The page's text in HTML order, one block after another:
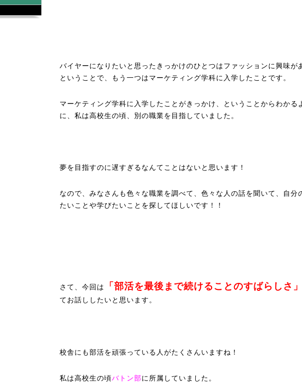
バイヤーになりたいと思ったきっかけのひとつはファッションに興味が
ということで、もう一つはマーケティング学科に入学したことです。
マーケティング学科に入学したことがきっかけ、ということからわかる
に、私は高校生の頃、別の職業を目指していました。
夢を目指すのに遅すぎるなんてことはないと思います！
なので、みなさんも色々な職業を調べて、色々な人の話を聞いて、自分
たいことや学びたいことを探してほしいです！！
さて、今回は 「部活を最後まで続けることのすばらしさ」
てお話ししたいと思います。
校舎にも部活を頑張っている人がたくさんいますね！
私は高校生の頃バトン部に所属していました。